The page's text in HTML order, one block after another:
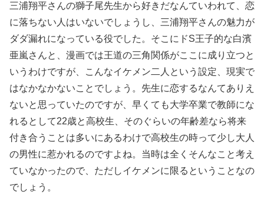
三浦翔平さんの獅子尾先生から好きだなんていわれて、恋
に落ちない人はいないでしょうし、三浦翔平さんの魅力が
ダダ漏れになっている役でした。そこにドS王子的な白濱
亜嵐さんと、漫画では王道の三角関係がここに成り立つと
いうわけですが、こんなイケメン二人という設定、現実で
はなかなかないことでしょう。先生に恋するなんてありえ
ないと思っていたのですが、早くても大学卒業で教師にな
れるとして22歳と高校生、そのぐらいの年齢差なら将来
付き合うことは多いにあるわけで高校生の時って少し大人
の男性に惹かれるのですよね。当時は全くそんなこと考え
ていなかったので、ただしイケメンに限るということなの
でしょう。